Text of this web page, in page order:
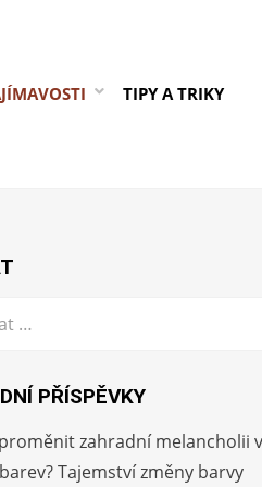
TIPY A TRIKY
PŘÍSPĚVKY
zahradní melancholii
Tajemství změny barvy